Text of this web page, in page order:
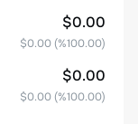
$0.00
$0.00 (%100.00)
$0.00
$0.00 (%100.00)